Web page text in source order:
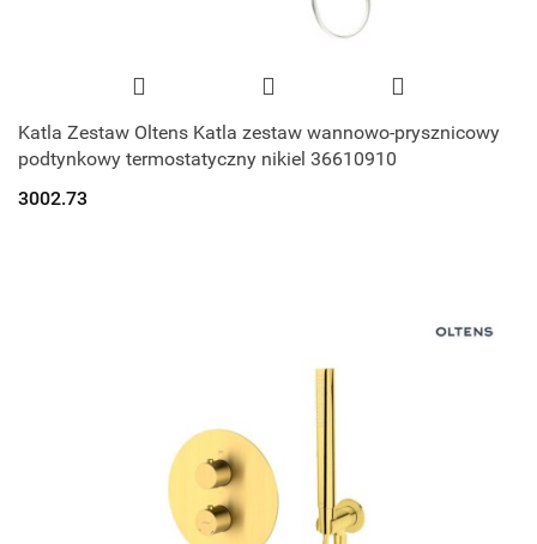
Katla Zestaw Oltens Katla zestaw wannowo-prysznicowy
podtynkowy termostatyczny nikiel 36610910
3002.73